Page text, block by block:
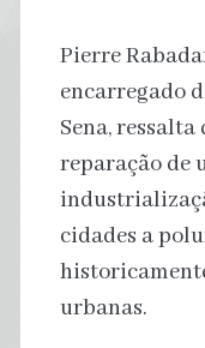
Pierre
encarregado
Sena,
reparação de
cidades a
urbanas.